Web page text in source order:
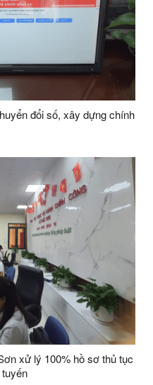
đổi số, xây dựng chính
xử lý 100% hồ sơ thủ tục